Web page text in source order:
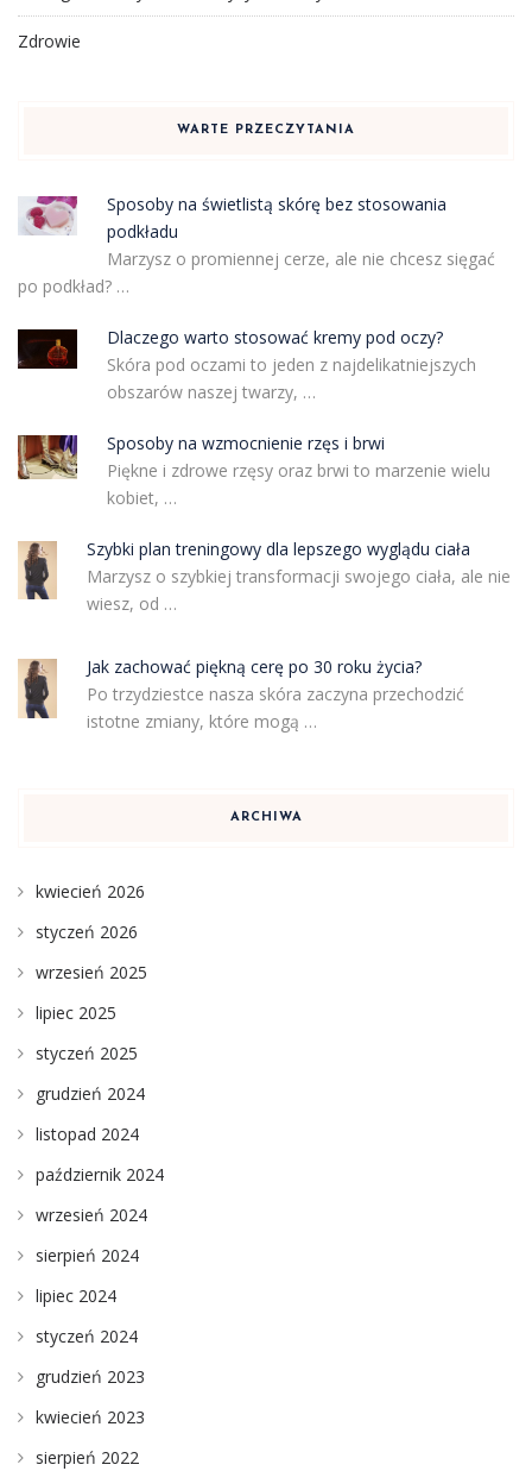
Zdrowie
WARTE PRZECZYTANIA
Sposoby na świetlistą skórę bez stosowania
podkładu
Marzysz o promiennej cerze, ale nie chcesz sięgać
po podkład? …
Dlaczego warto stosować kremy pod oczy?
Skóra pod oczami to jeden z najdelikatniejszych
obszarów naszej twarzy, …
Sposoby na wzmocnienie rzęs i brwi
Piękne i zdrowe rzęsy oraz brwi to marzenie wielu
kobiet, …
Szybki plan treningowy dla lepszego wyglądu ciała
Marzysz o szybkiej transformacji swojego ciała, ale nie
wiesz, od …
Jak zachować piękną cerę po 30 roku życia?
Po trzydziestce nasza skóra zaczyna przechodzić
istotne zmiany, które mogą …
ARCHIWA
kwiecień 2026
styczeń 2026
wrzesień 2025
lipiec 2025
styczeń 2025
grudzień 2024
listopad 2024
październik 2024
wrzesień 2024
sierpień 2024
lipiec 2024
styczeń 2024
grudzień 2023
kwiecień 2023
sierpień 2022